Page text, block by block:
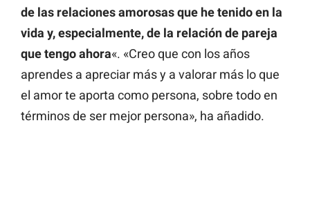
de las relaciones amorosas que he tenido en la
vida y, especialmente, de la relación de pareja
que tengo ahora«. «Creo que con los años
aprendes a apreciar más y a valorar más lo que
el amor te aporta como persona, sobre todo en
términos de ser mejor persona», ha añadido.